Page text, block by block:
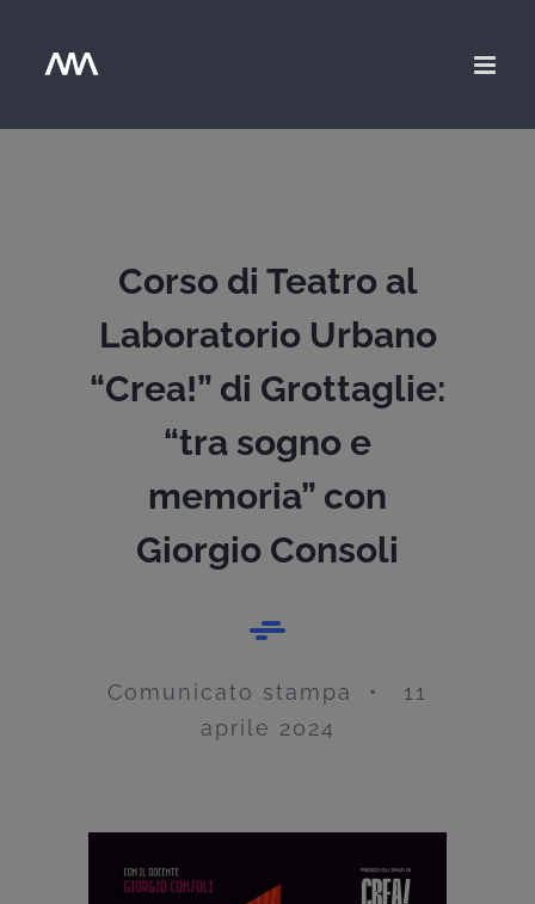
Corso di Teatro al
Laboratorio Urbano
“Crea!” di Grottaglie:
“tra sogno e
memoria” con
Giorgio Consoli
Comunicato stampa • 11
aprile 2024